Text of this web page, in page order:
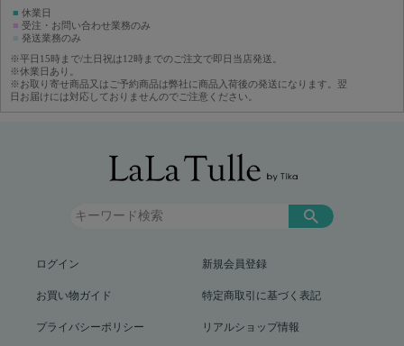
■ 休業日
■ 受注・お問い合わせ業務のみ
■ 発送業務のみ
※平日15時まで/土日祝は12時までのご注文で即日当店発送。
※休業日あり。
※お取り寄せ商品又はご予約商品は弊社に商品入荷後の発送になります。翌
日お届けには対応しておりませんのでご注意ください。
ログイン 新規会員登録
お買い物ガイド 特定商取引に基づく表記
プライバシーポリシー リアルショップ情報